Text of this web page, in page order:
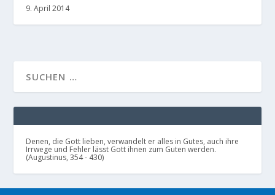
9. April 2014
Denen, die Gott lieben, verwandelt er alles in Gutes, auch ihre
Irrwege und Fehler lässt Gott ihnen zum Guten werden.
(Augustinus, 354 - 430)